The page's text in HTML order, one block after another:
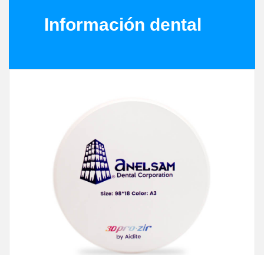
Información dental